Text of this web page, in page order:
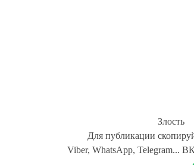
Злость
Для публикации
Viber, WhatsApp, Telegram...